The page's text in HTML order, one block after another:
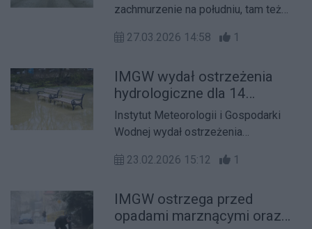
zachmurzenie na południu, tam też
rejonach podgórskich z przyrostem
Najbliższej nocy na północy i
zachodzie kraju wystąpią przymrozki
- powiedział synoptyk IMGW Michał
Kowalczuk.
27.03.2026 14:58 1
IMGW wydał ostrzeżenia
hydrologiczne dla 14
województw
Instytut Meteorologii i Gospodarki
Wodnej wydał ostrzeżenia
wzrostami stanów wody i
ostrzegawczych w związku z
roztopami dla 14 województw. Wolne
23.02.2026 15:12 1
IMGW ostrzega przed
opadami marznącymi oraz